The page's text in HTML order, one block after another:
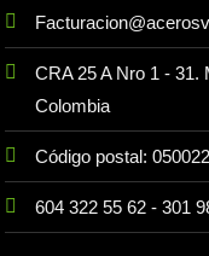
CRA 25 A Nro 1 - 31.
Colombia
Código postal: 050022
604 322 55 62- 301